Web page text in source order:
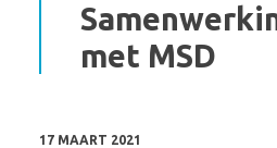
met MSD
17 MAART 2021